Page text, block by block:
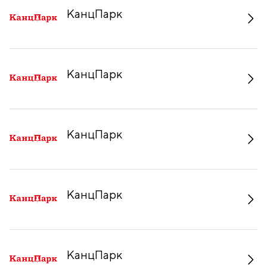
КанцПарк
КанцПарк
КанцПарк
КанцПарк
КанцПарк